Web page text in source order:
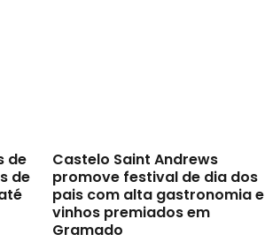
de
de
Castelo Saint Andrews
promove festival de dia dos
pais com alta gastronomia e
vinhos premiados em
Gramado